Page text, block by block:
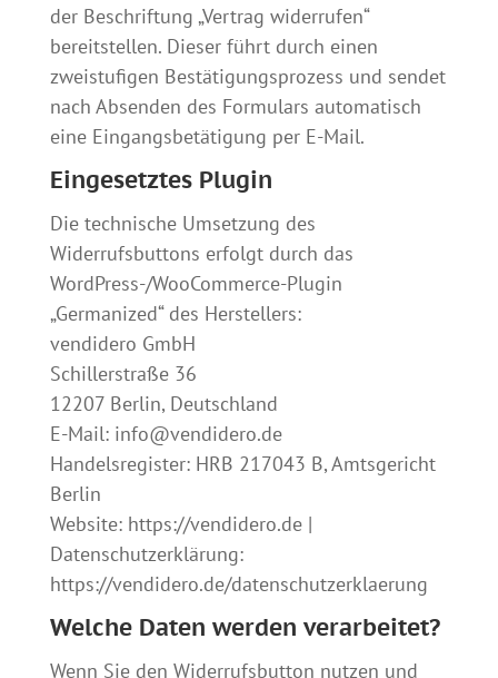
der Beschriftung „Vertrag widerrufen“
bereitstellen. Dieser führt durch einen
zweistufigen Bestätigungsprozess und sendet
nach Absenden des Formulars automatisch
eine Eingangsbetätigung per E-Mail.
Eingesetztes Plugin
Die technische Umsetzung des
Widerrufsbuttons erfolgt durch das
WordPress-/WooCommerce-Plugin
„Germanized“ des Herstellers:
vendidero GmbH
Schillerstraße 36
12207 Berlin, Deutschland
E-Mail: info@vendidero.de
Handelsregister: HRB 217043 B, Amtsgericht
Berlin
Website: https://vendidero.de |
Datenschutzerklärung:
https://vendidero.de/datenschutzerklaerung
Welche Daten werden verarbeitet?
Wenn Sie den Widerrufsbutton nutzen und